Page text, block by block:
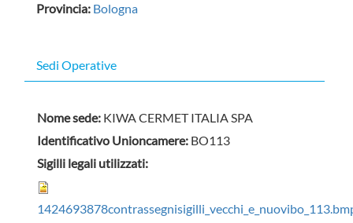
Provincia: Bologna
Nascondi
Sedi Operative
Nome sede: KIWA CERMET ITALIA SPA
Identificativo Unioncamere: BO113
Sigilli legali utilizzati: